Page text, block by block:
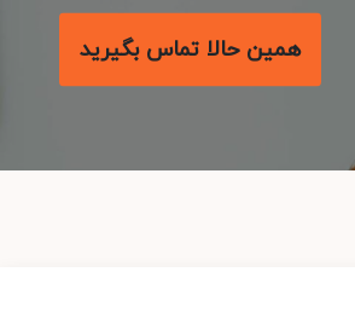
همین حالا تماس بگیرید